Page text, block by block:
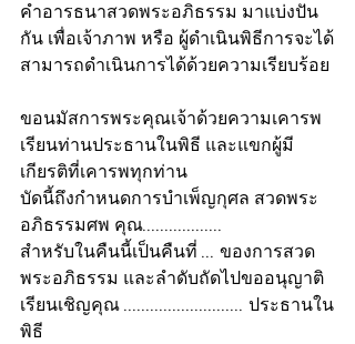
คำอารธนาสวดพระอภิธรรม มาแบ่งปัน
กัน เพื่อเจ้าภาพ หรือ ผู้ดำเนินพิธีการจะได้
สามารถดำเนินการได้ด้วยความเรียบร้อย
ขอนมัสการพระคุณเจ้าด้วยความเคารพ
เรียนท่านประธานในพิธี และแขกผู้มี
เกียรติที่เคารพทุกท่าน
บัดนี้ถึงกำหนดการบำเพ็ญกุศล สวดพระ
อภิธรรมศพ คุณ..................
สำหรับในคืนนี้เป็นคืนที่ ... ของการสวด
พระอภิธรรม และลำดับถัดไปขออนุญาติ
เรียนเชิญคุณ ........................... ประธานใน
พิธี